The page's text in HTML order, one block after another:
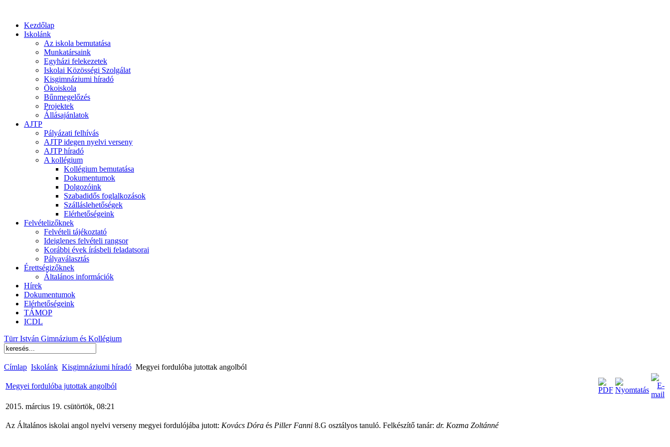
Kezdőlap
Iskolánk
Az iskola bemutatása
Munkatársaink
Egyházi felekezetek
Iskolai Közösségi Szolgálat
Kisgimnáziumi híradó
Ökoiskola
Bűnmegelőzés
Projektek
Állásajánlatok
AJTP
Pályázati felhívás
AJTP idegen nyelvi verseny
AJTP híradó
A kollégium
Kollégium bemutatása
Dokumentumok
Dolgozóink
Szabadidős foglalkozások
Szálláslehetőségek
Elérhetőségeink
Felvételizőknek
Felvételi tájékoztató
Ideiglenes felvételi rangsor
Korábbi évek írásbeli feladatsorai
Pályaválasztás
Érettségizőknek
Általános információk
Hírek
Dokumentumok
Elérhetőségeink
TÁMOP
ICDL
Türr István Gimnázium és Kollégium
Címlap Iskolánk Kisgimnáziumi híradó Megyei fordulóba jutottak angolból
Megyei fordulóba jutottak angolból
2015. március 19. csütörtök, 08:21
Az Általános iskolai angol nyelvi verseny megyei fordulójába jutott: Kovács Dóra és Piller Fanni 8.G osztályos tanuló. Felkészítő tanár: dr. Kozma Zoltánné